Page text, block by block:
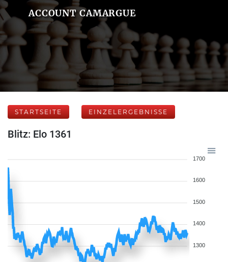
ACCOUNT CAMARGUE
STARTSEITE EINZELERGEBNISSE
Blitz: Elo 1361
1700
1600
1500
1400
1300